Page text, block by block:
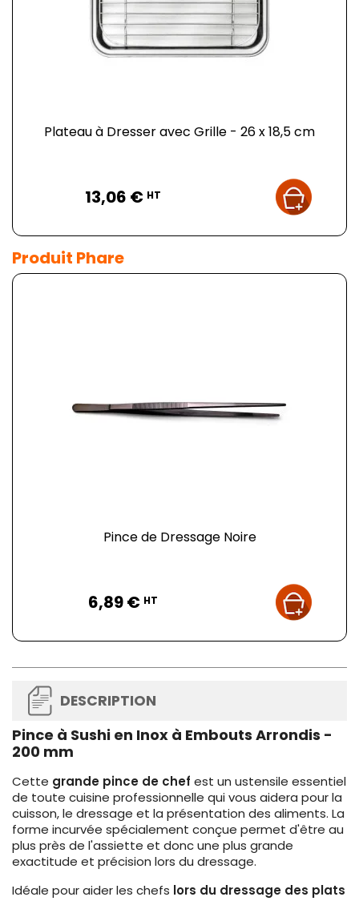
Plateau à Dresser avec Grille - 26 x 18,5 cm
13,06 € HT
Produit Phare
Pince de Dressage Noire
6,89 € HT
DESCRIPTION
Pince à Sushi en Inox à Embouts Arrondis -
200 mm
Cette grande pince de chef est un ustensile essentiel
de toute cuisine professionnelle qui vous aidera pour la
cuisson, le dressage et la présentation des aliments. La
forme incurvée spécialement conçue permet d'être au
plus près de l'assiette et donc une plus grande
exactitude et précision lors du dressage.
Idéale pour aider les chefs lors du dressage des plats